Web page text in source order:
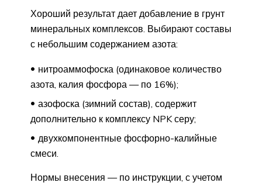
Хороший результат дает добавление в грунт
минеральных комплексов. Выбирают составы
с небольшим содержанием азота:
нитроаммофоска (одинаковое количество
азота, калия фосфора — по 16%);
азофоска (зимний состав), содержит
дополнительно к комплексу NPK серу;
двухкомпонентные фосфорно-калийные
смеси.
Нормы внесения — по инструкции, с учетом